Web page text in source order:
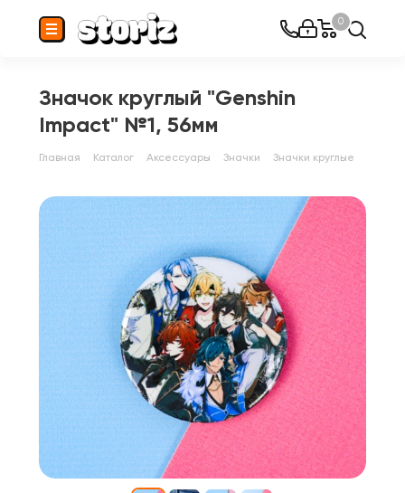
0
Значок круглый "Genshin
Impact" №1, 56мм
Главная Каталог Аксессуары Значки Значки круглые